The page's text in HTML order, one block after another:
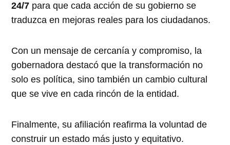
24/7 para que cada acción de su gobierno se
traduzca en mejoras reales para los ciudadanos.
Con un mensaje de cercanía y compromiso, la
gobernadora destacó que la transformación no
solo es política, sino también un cambio cultural
que se vive en cada rincón de la entidad.
Finalmente, su afiliación reafirma la voluntad de
construir un estado más justo y equitativo.